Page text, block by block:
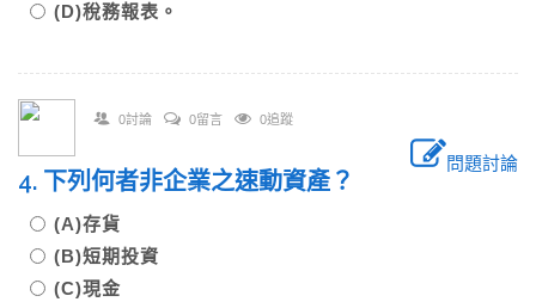
(D)稅務報表。
0討論 0留言 0追蹤
問題討論
4. 下列何者非企業之速動資產？
(A)存貨
(B)短期投資
(C)現金